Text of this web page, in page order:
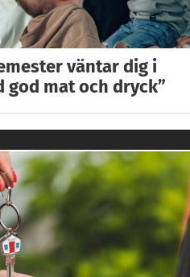
väntar dig i
god mat och dryck”